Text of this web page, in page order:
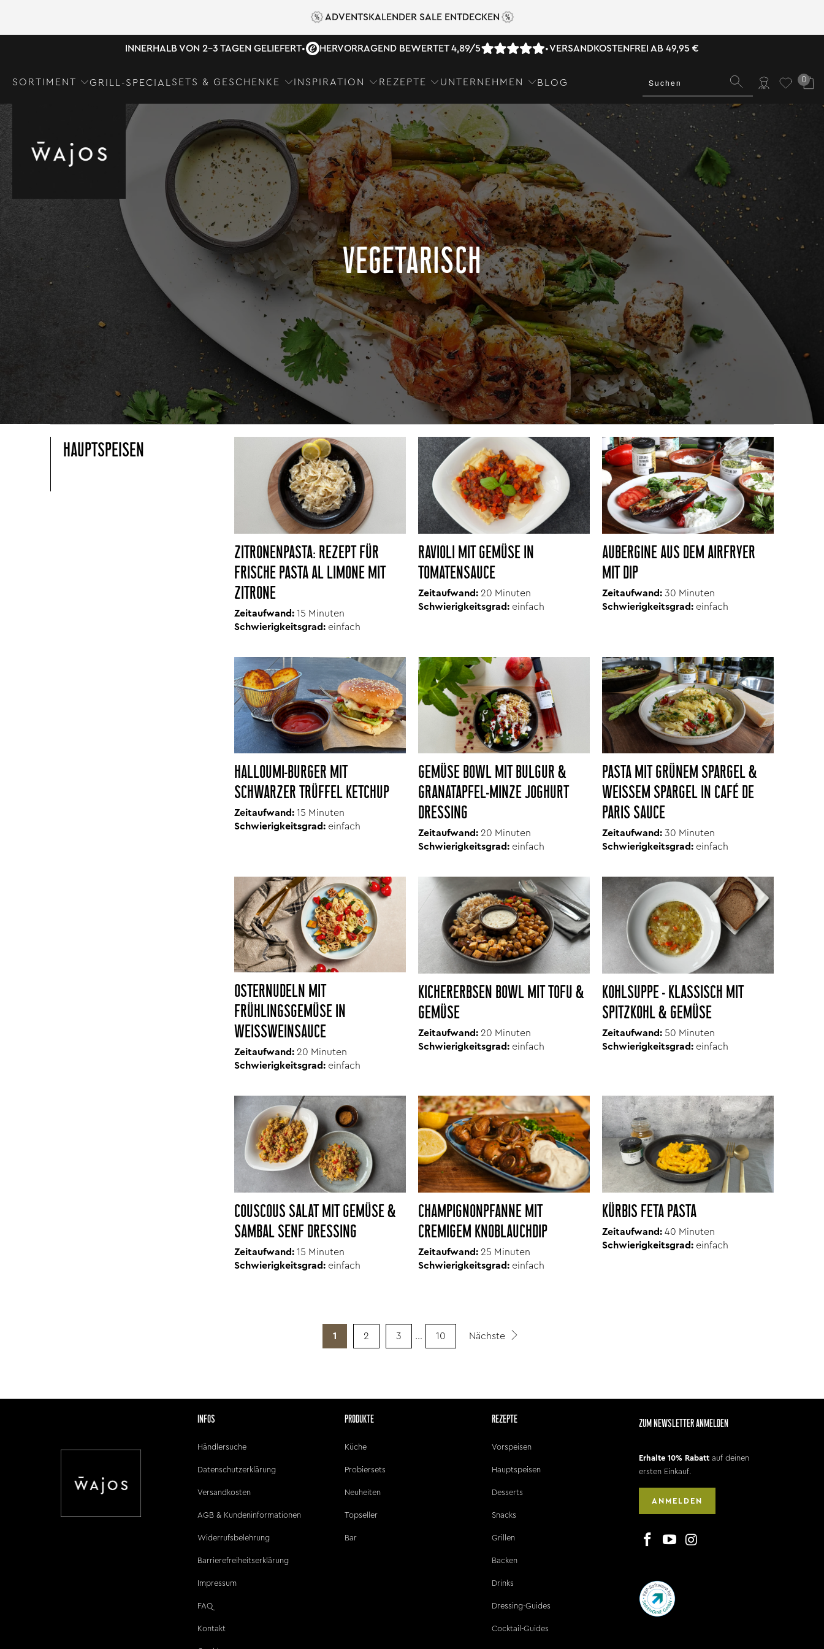
ADVENTSKALENDER SALE ENTDECKEN
INNERHALB VON 2-3 TAGEN GELIEFERT• HERVORRAGEND BEWERTET 4,89/5 •VERSANDKOSTENFREI AB 49,95 €
SORTIMENT GRILL-SPECIAL SETS & GESCHENKE INSPIRATION REZEPTE UNTERNEHMEN BLOG 0
VEGETARISCH
HAUPTSPEISEN
ZITRONENPASTA: REZEPT FÜR
FRISCHE PASTA AL LIMONE MIT
ZITRONE
Zeitaufwand: 15 Minuten
Schwierigkeitsgrad: einfach
RAVIOLI MIT GEMÜSE IN
TOMATENSAUCE
Zeitaufwand:20 Minuten
Schwierigkeitsgrad:einfach
AUBERGINE AUS DEM AIRFRYER
MIT DIP
Zeitaufwand:30 Minuten
Schwierigkeitsgrad:einfach
HALLOUMI-BURGER MIT
SCHWARZER TRÜFFEL KETCHUP
Zeitaufwand: 15 Minuten
Schwierigkeitsgrad: einfach
GEMÜSE BOWL MIT BULGUR &
GRANATAPFEL-MINZE JOGHURT
DRESSING
Zeitaufwand:20 Minuten
Schwierigkeitsgrad:einfach
PASTA MIT GRÜNEM SPARGEL &
WEISSEM SPARGEL IN CAFÉ DE P
ARIS SAUCE
Zeitaufwand:30 Minuten
Schwierigkeitsgrad:einfach
OSTERNUDELN MIT
FRÜHLINGSGEMÜSE IN
WEISSWEINSAUCE
Zeitaufwand: 20 Minuten
Schwierigkeitsgrad: einfach
KICHERERBSEN BOWL MIT TOFU &
GEMÜSE
Zeitaufwand:20 Minuten
Schwierigkeitsgrad:einfach
KOHLSUPPE - KLASSISCH MIT
SPITZKOHL & GEMÜSE
Zeitaufwand:50 Minuten
Schwierigkeitsgrad:einfach
COUSCOUS SALAT MIT GEMÜSE &
SAMBAL SENF DRESSING
Zeitaufwand: 15 Minuten
Schwierigkeitsgrad: einfach
CHAMPIGNONPFANNE MIT
CREMIGEM KNOBLAUCHDIP
Zeitaufwand:25 Minuten
Schwierigkeitsgrad:einfach
KÜRBIS FETA PASTA
Zeitaufwand:40 Minuten
Schwierigkeitsgrad:einfach
1 2 3 … 10 Nächste
INFOS
Händlersuche
Datenschutzerklärung
Versandkosten
AGB & Kundeninformationen
Widerrufsbelehrung
Barrierefreiheitserklärung
Impressum
FAQ
Kontakt
PRODUKTE
Küche
Probiersets
Neuheiten
Topseller
Bar
REZEPTE
Vorspeisen
Hauptspeisen
Desserts
Snacks
Grillen
Backen
Drinks
Dressing-Guides
Cocktail-Guides
ZUM NEWSLETTER ANMELDEN
Erhalte 10% Rabatt auf deinen
ersten Einkauf.
ANMELDEN